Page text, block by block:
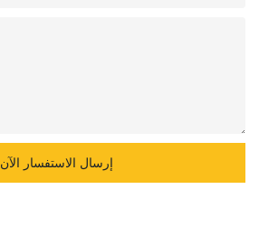
إرسال الاستفسار الآن